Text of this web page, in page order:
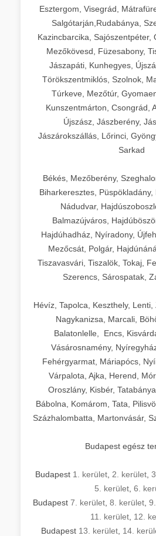
Esztergom, Visegrád,
Salgótarján,Rudabánya,
Kazincbarcika, Sajószentpéter,
Mezőkövesd, Füzesabony,
Jászapáti, Kunhegyes,
Törökszentmiklós, Szolnok,
Túrkeve, Mezőtúr,
Kunszentmárton, Csongrád,
Újszász, Jászberény,
Jászárokszállás, Lőrinci,
Sarkad
Békés, Mezőberény,
Biharkeresztes, Püspökladány,
Nádudvar,
Balmazújváros,
Hajdúhadház, Nyíradony,
Mezőcsát, Polgár,
Tiszavasvári, Tiszalök, Tokaj,
Szerencs, Sárospatak,
Hévíz, Tapolca, Keszthely, Lenti,
Nagykanizsa, Marcali,
Balatonlelle, Encs,
Vásárosnamény,
Fehérgyarmat, Máriapócs,
Várpalota, Ajka, Herend,
Oroszlány, Kisbér,
Bábolna, Komárom, Tata,
Százhalombatta, Martonvásár,
Budapest egész
Budapest 1. kerület 2. kerület
5. kerület 6.
Budapest 7. kerület 8. kerület
11. kerület, 12.
Budapest 13. kerület, 14.